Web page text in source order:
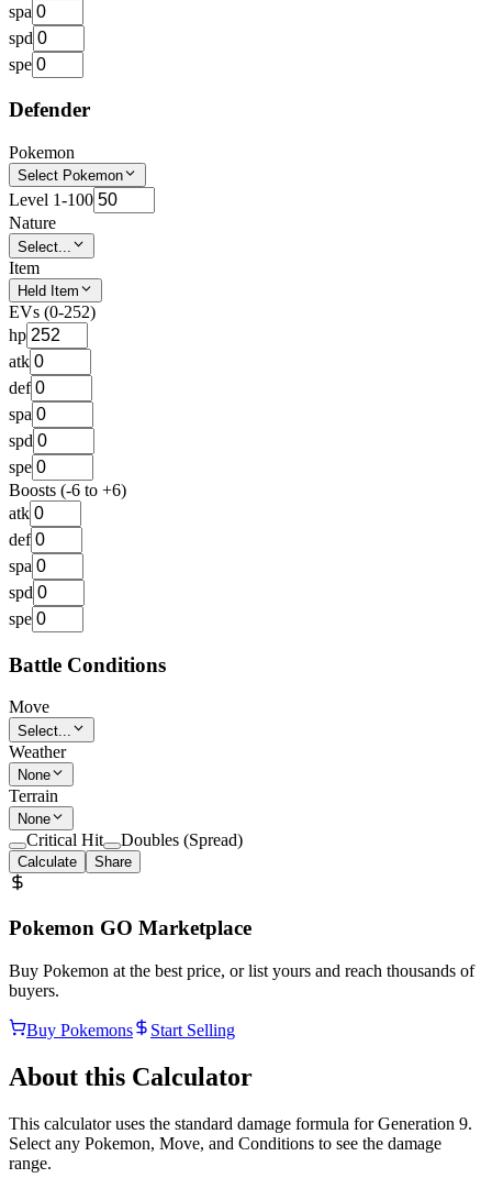
spa
spd
spe
Defender
Pokemon
Select Pokemon
Level 1-100
Nature
Select...
Item
Held Item
EVs (0-252)
hp
atk
def
spa
spd
spe
Boosts (-6 to +6)
atk
def
spa
spd
spe
Battle Conditions
Move
Select...
Weather
None
Terrain
None
Critical Hit Doubles (Spread)
Calculate Share
Pokemon GO Marketplace
Buy Pokemon at the best price, or list yours and reach thousands of
buyers.
Buy Pokemons Start Selling
About this Calculator
This calculator uses the standard damage formula for Generation 9.
Select any Pokemon, Move, and Conditions to see the damage
range.